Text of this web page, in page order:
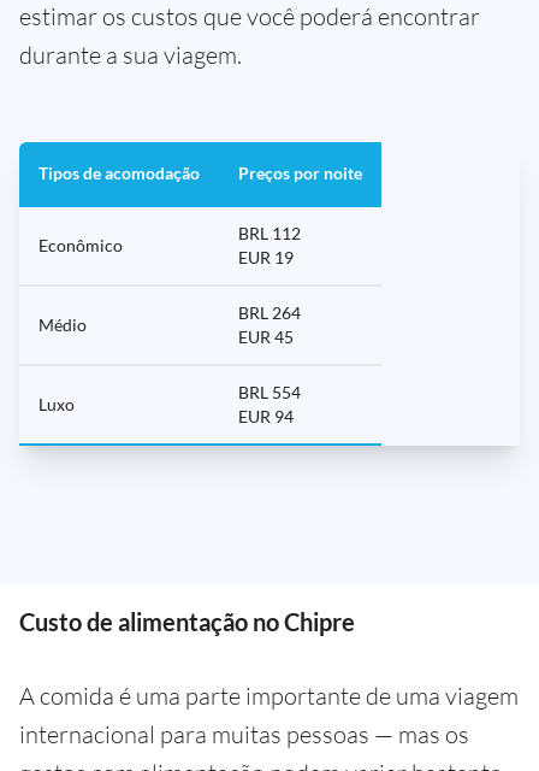
estimar os custos que você poderá encontrar
durante a sua viagem.
Tipos de acomodação Preços por noite
Econômico
BRL 112
EUR 19
Médio
BRL 264
EUR 45
Luxo
BRL 554
EUR 94
Custo de alimentação no Chipre
A comida é uma parte importante de uma viagem
internacional para muitas pessoas — mas os